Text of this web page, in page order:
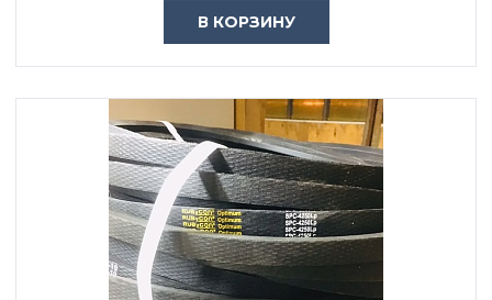
В КОРЗИНУ